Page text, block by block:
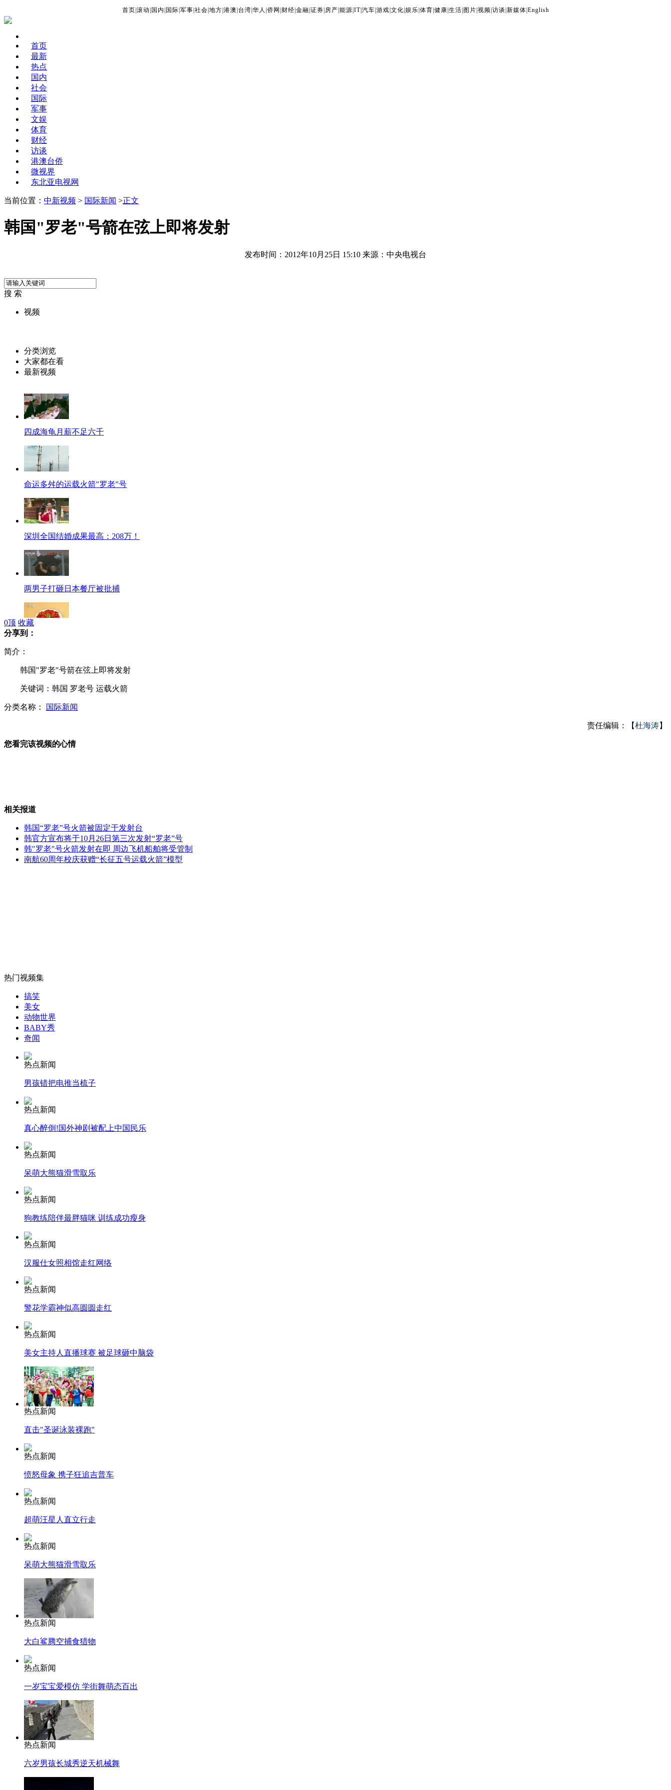
首页 滚动 国内 国际 军事 社会 地方 港澳 台湾 华人 侨网 财经 金融 证券 房产 能源 IT| 汽车 游戏 文化 娱乐 体育 健康 生活 图片 视频 访谈 新媒体 English
首页
最新
热点
国内
社会
国际
军事
文娱
体育
财经
访谈
港澳台侨
微视界
东北亚电视网
当前位置： 中新视频 > 国际新闻 >正文
韩国"罗老"号箭在弦上即将发射
发布时间：2012年10月25日 15:10 来源：中央电视台
搜 索
视频
分类浏览
大家都在看
最新视频
四成海龟月薪不足六千
命运多舛的运载火箭"罗老"号
深圳全国结婚成果最高：208万！
两男子打砸日本餐厅被批捕
意大利地质学家称判决"十分荒唐"
山西大同25日起供暖
虐童事件频发因社会反思
无痛分娩是否安全 医生回应
外交部：反对强权政治霸凌主义
安徽一实载49人客车翻车
走！跟着总书记去植树
消防员救轻生者
纽约上演“枕头大战”
司机酒驾遇交警 急速倒车逃窜
0顶 收藏
分享到：
简介：
韩国"罗老"号箭在弦上即将发射
关键词：韩国 罗老号 运载火箭
分类名称： 国际新闻
责任编辑：【杜海涛】
您看完该视频的心情
相关报道
韩国“罗老”号火箭被固定于发射台
韩官方宣布将于10月26日第三次发射“罗老”号
韩"罗老"号火箭发射在即 周边飞机船舶将受管制
南航60周年校庆获赠“长征五号运载火箭”模型
热门视频集
搞笑
美女
动物世界
BABY秀
奇闻
热点新闻
男孩错把电推当梳子
热点新闻
真心醉倒!国外神剧被配上中国民乐
热点新闻
呆萌大熊猫滑雪取乐
热点新闻
狗教练陪伴最胖猫咪 训练成功瘦身
热点新闻
汉服仕女照相馆走红网络
热点新闻
警花学霸神似高圆圆走红
热点新闻
美女主持人直播球赛 被足球砸中脑袋
热点新闻
直击"圣诞泳装裸跑"
热点新闻
愤怒母象 携子狂追吉普车
热点新闻
超萌汪星人直立行走
热点新闻
呆萌大熊猫滑雪取乐
热点新闻
大白鲨腾空捕食猎物
热点新闻
一岁宝宝爱模仿 学街舞萌态百出
热点新闻
六岁男孩长城秀逆天机械舞